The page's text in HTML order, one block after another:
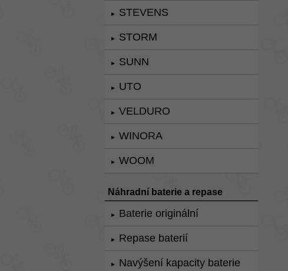
► STEVENS
► STORM
► SUNN
► UTO
► VELDURO
► WINORA
► WOOM
Náhradní baterie a repase
► Baterie originální
► Repase baterií
► Navýšení kapacity baterie